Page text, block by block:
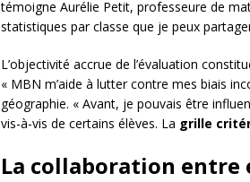
témoigne Aurélie Petit, professeure de
statistiques par classe que je peux
L’objectivité accrue de l’évaluation
« MBN m’aide à lutter contre mes biais
géographie. « Avant, je pouvais être
vis-à-vis de certains élèves. La grille
La collaboration